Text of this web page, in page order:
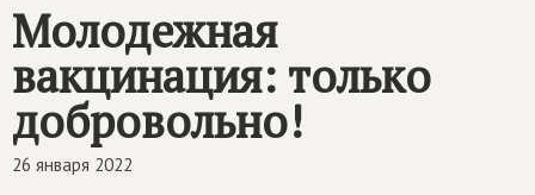
Молодежная
вакцинация: только
добровольно!
26 января 2022